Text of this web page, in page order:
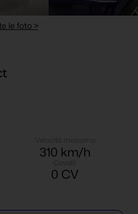
le foto >
310 km/h
0 CV